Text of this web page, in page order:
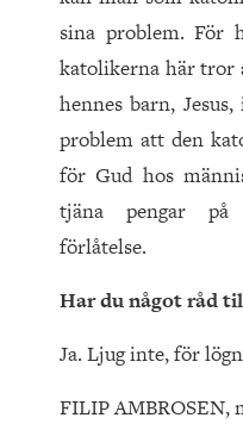
sina problem. För
katolikerna här tror
hennes barn,
problem att den
för Gud hos
tjäna pengar på
förlåtelse.
Har du något råd
Ja. Ljug inte, för
FILIP AMBROSEN,